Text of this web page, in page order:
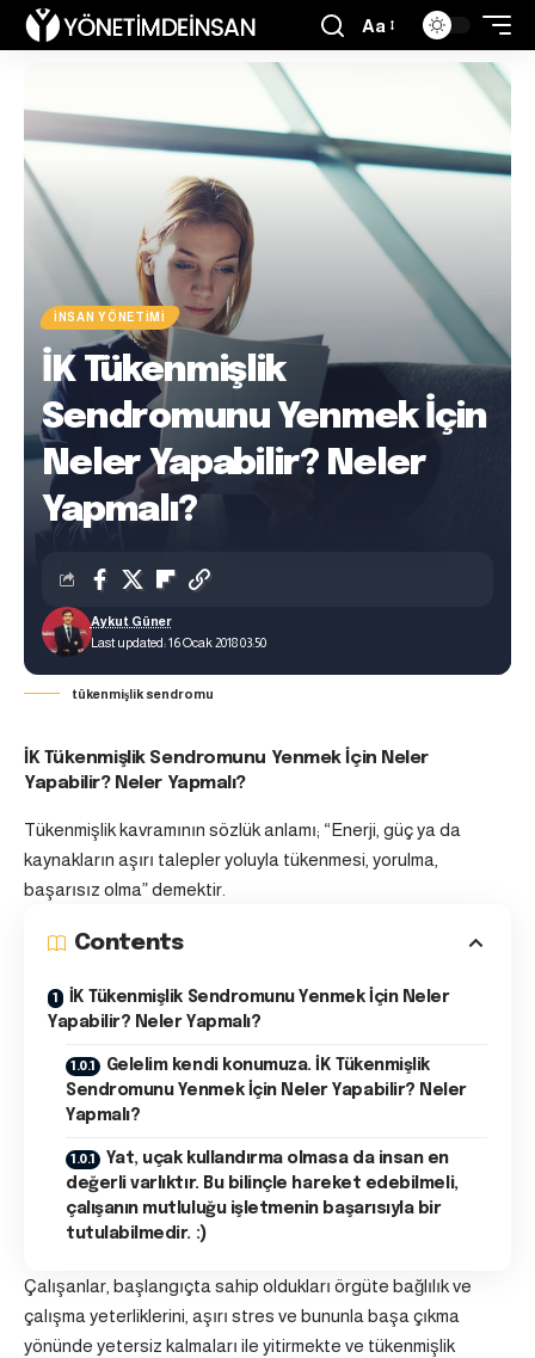
Aa
İNSAN YÖNETIMI
İK Tükenmişlik
Sendromunu Yenmek İçin
Neler Yapabilir? Neler
Yapmalı?
Last updated: 16 Ocak 2018 03:50
Aykut Güner
tükenmişlik sendromu
İK Tükenmişlik Sendromunu Yenmek İçin Neler
Yapabilir? Neler Yapmalı?
Tükenmişlik kavramının sözlük anlamı; “Enerji, güç ya da
kaynakların aşırı talepler yoluyla tükenmesi, yorulma,
başarısız olma” demektir.
Contents
İK Tükenmişlik Sendromunu Yenmek İçin Neler
Yapabilir? Neler Yapmalı?
Gelelim kendi konumuza. İK Tükenmişlik
Sendromunu Yenmek İçin Neler Yapabilir? Neler
Yapmalı?
Yat, uçak kullandırma olmasa da insan en
değerli varlıktır. Bu bilinçle hareket edebilmeli,
çalışanın mutluluğu işletmenin başarısıyla bir
tutulabilmedir. :)
Çalışanlar, başlangıçta sahip oldukları örgüte bağlılık ve
çalışma yeterliklerini, aşırı stres ve bununla başa çıkma
yönünde yetersiz kalmaları ile yitirmekte ve tükenmişlik